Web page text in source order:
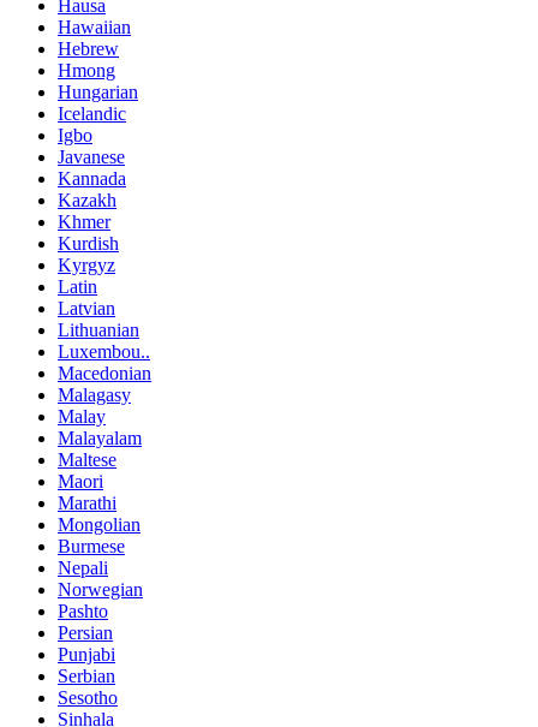
Hausa
Hawaiian
Hebrew
Hmong
Hungarian
Icelandic
Igbo
Javanese
Kannada
Kazakh
Khmer
Kurdish
Kyrgyz
Latin
Latvian
Lithuanian
Luxembou..
Macedonian
Malagasy
Malay
Malayalam
Maltese
Maori
Marathi
Mongolian
Burmese
Nepali
Norwegian
Pashto
Persian
Punjabi
Serbian
Sesotho
Sinhala